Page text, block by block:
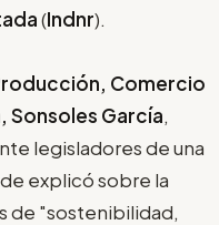
(Indnr).
Comercio
Sonsoles García,
legisladores de una
explicó sobre la
de "sostenibilidad,